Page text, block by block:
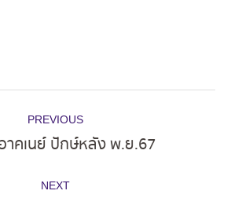
PREVIOUS
Previous
าคเนย์ ปักษ์หลัง พ.ย.67
NEXT